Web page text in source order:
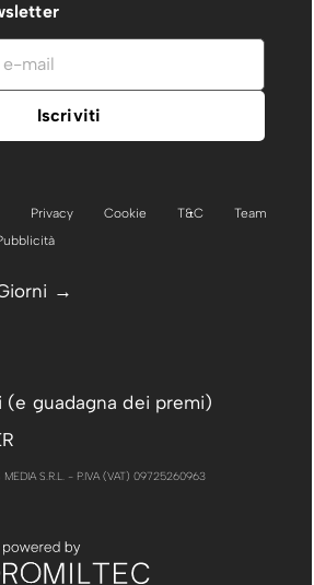
Privacy Cookie T&C
Team
→
(e guadagna dei premi)
S.R.L. - P.IVA (VAT) 09725260963